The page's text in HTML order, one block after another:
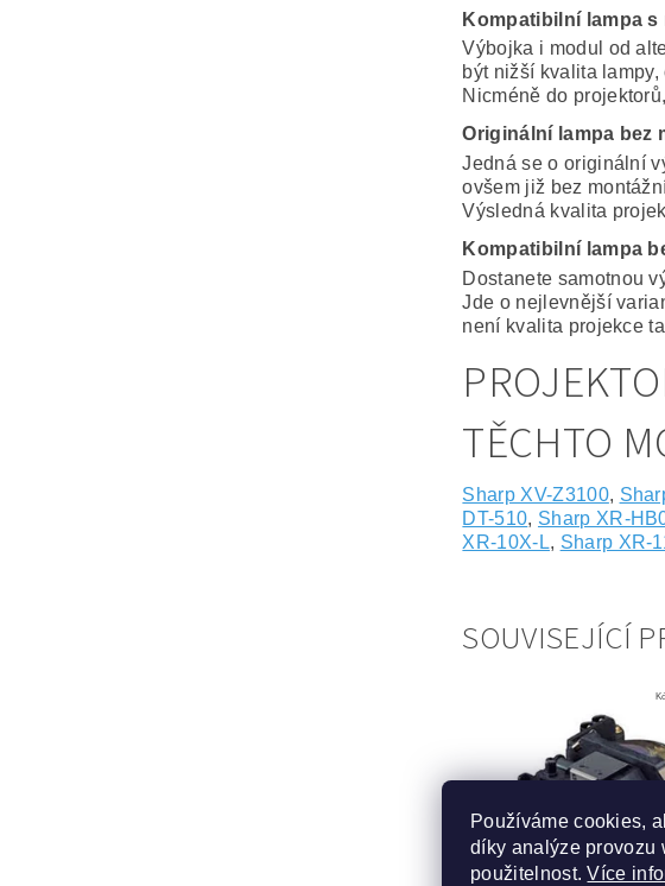
Kompatibilní lampa s
Výbojka i modul od
být nižší kvalita
Nicméně do
Originální lampa bez
Jedná se o originální
ovšem již bez
Výsledná kvalita
Kompatibilní lampa
Dostanete samotnou
Jde o nejlevnější
není kvalita projekce
TĚCHTO
Sharp XV-Z3100,
DT-510, Sharp XR-
XR-10X-L, Sharp XR-
SOUVISEJÍCÍ
Používáme cookies,
díky analýze provozu
použitelnost.Více